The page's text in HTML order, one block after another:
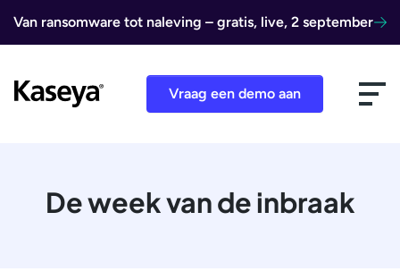
Van ransomware tot naleving – gratis, live, 2 september
Vraag een demo aan
De week van de inbraak